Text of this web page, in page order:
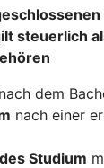
steuerlich
nach dem
nach einer
Studium